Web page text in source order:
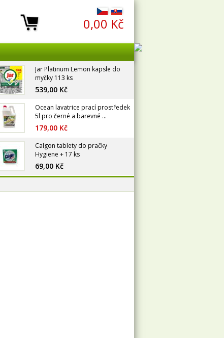
0,00 Kč
Jar Platinum Lemon kapsle do
myčky 113 ks
539,00 Kč
Ocean lavatrice prací prostředek
5l pro černé a barevné ...
179,00 Kč
Calgon tablety do pračky
Hygiene + 17 ks
69,00 Kč